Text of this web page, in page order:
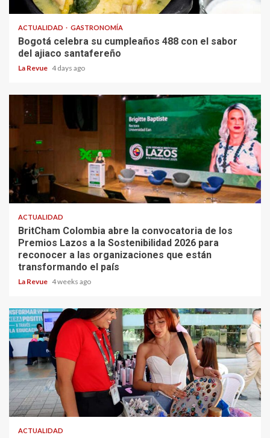
ACTUALIDAD GASTRONOMÍA
Bogotá celebra su cumpleaños 488 con el sabor
del ajiaco santafereño
La Revue 4 days ago
ACTUALIDAD
BritCham Colombia abre la convocatoria de los
Premios Lazos a la Sostenibilidad 2026 para
reconocer a las organizaciones que están
transformando el país
La Revue 4 weeks ago
ACTUALIDAD